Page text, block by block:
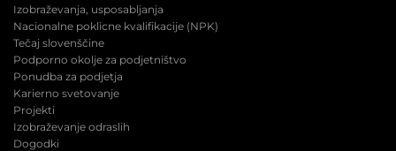
Izobraževanja, usposabljanja
Nacionalne poklicne kvalifikacije (NPK)
Tečaj slovenščine
Podporno okolje za podjetništvo
Ponudba za podjetja
Karierno svetovanje
Projekti
Izobraževanje odraslih
Dogodki